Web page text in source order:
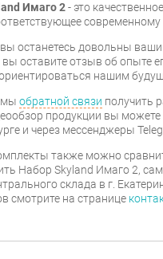
Имаго 2- это
современному
останетесь довольны
оставите отзыв об опыте
нашим
обратной связи получить
продукции вы можете
и через мессенджеры
также можно
Набор Skyland Имаго 2,
склада в г.
смотрите на странице